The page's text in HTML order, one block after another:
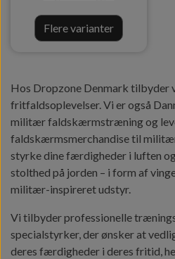
Flere varianter
Hos Dropzone Denmark tilbyder
fritfaldsoplevelser. Vi er også
militær faldskærmstræning og
faldskærmsmerchandise til
styrke dine færdigheder i luften
stolthed på jorden – i form af
militær-inspireret udstyr.
Vi tilbyder professionelle
specialstyrker, der ønsker at
deres færdigheder i deres fritid,